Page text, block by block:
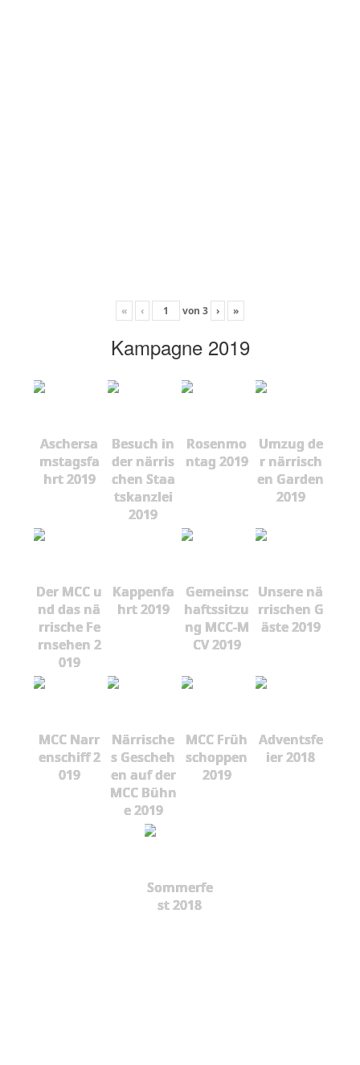
« ‹ von 3 › »
Kampagne 2019
Aschersa
mstagsfa
hrt 2019
Besuch in
der närris
chen Staa
tskanzlei
2019
Rosenmo
ntag 2019
Umzug de
r närrisch
en Garden
2019
Der MCC u
nd das nä
rrische Fe
rnsehen 2
019
Kappenfa
hrt 2019
Gemeinsc
haftssitzu
ng MCC-M
CV 2019
Unsere nä
rrischen G
äste 2019
MCC Narr
enschiff 2
019
Närrische
s Gescheh
en auf der
MCC Bühn
e 2019
MCC Früh
schoppen
2019
Adventsfe
ier 2018
Sommerfe
st 2018